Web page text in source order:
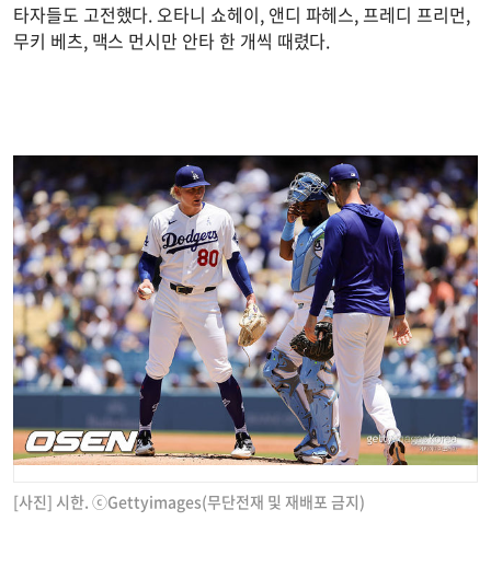
타자들도 고전했다. 오타니 쇼헤이, 앤디 파헤스, 프레디 프리먼,
무키 베츠, 맥스 먼시만 안타 한 개씩 때렸다.
[사진] 시한. ⓒGettyimages(무단전재 및 재배포 금지)